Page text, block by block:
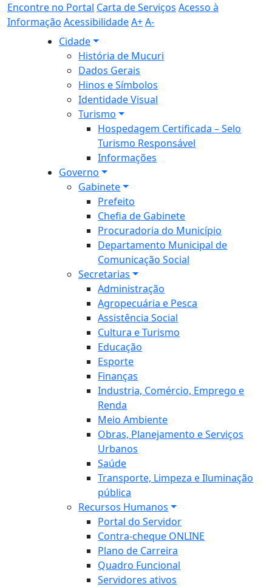
Encontre no Portal Carta de Serviços Acesso à
Informação AcessibilidadeA+A-
Cidade
História de Mucuri
Dados Gerais
Hinos e Símbolos
Identidade Visual
Turismo
Hospedagem Certificada – Selo
Turismo Responsável
Informações
Governo
Gabinete
Prefeito
Chefia de Gabinete
Procuradoria do Município
Departamento Municipal de
Comunicação Social
Secretarias
Administração
Agropecuária e Pesca
Assistência Social
Cultura e Turismo
Educação
Esporte
Finanças
Industria, Comércio, Emprego e
Renda
Meio Ambiente
Obras, Planejamento e Serviços
Urbanos
Saúde
Transporte, Limpeza e Iluminação
pública
Recursos Humanos
Portal do Servidor
Contra-cheque ONLINE
Plano de Carreira
Quadro Funcional
Servidores ativos